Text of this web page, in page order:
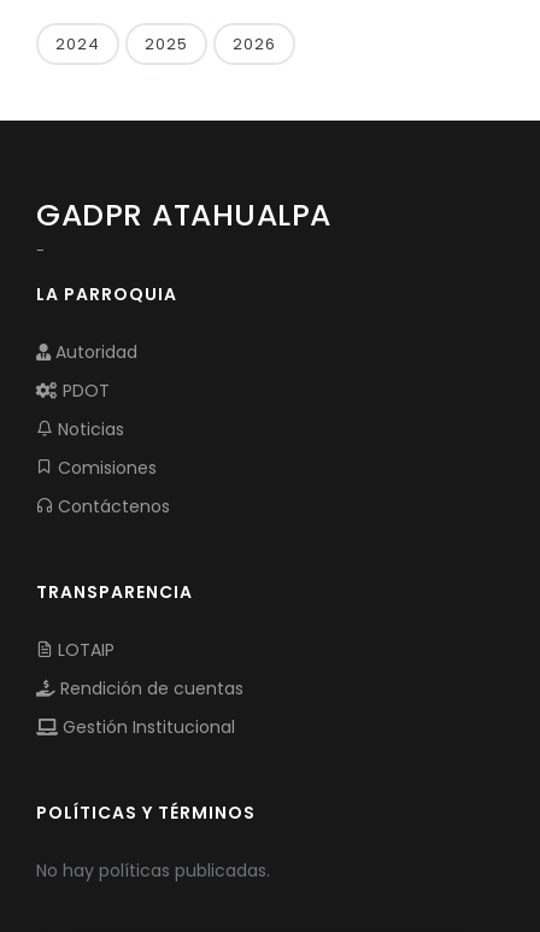
2024 2025 2026
GADPR ATAHUALPA
-
LA PARROQUIA
Autoridad
PDOT
Noticias
Comisiones
Contáctenos
TRANSPARENCIA
LOTAIP
Rendición de cuentas
Gestión Institucional
POLÍTICAS Y TÉRMINOS
No hay políticas publicadas.